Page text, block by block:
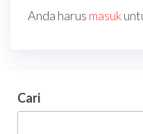
Anda harus masuk
Cari